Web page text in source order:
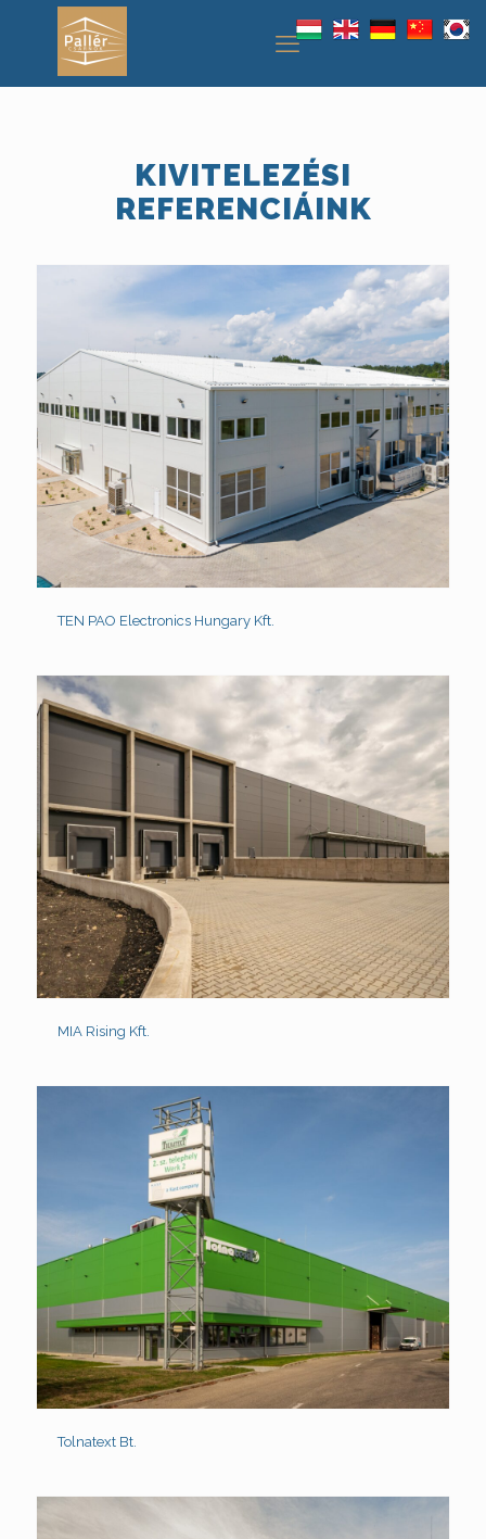
KIVITELEZÉSI
REFERENCIÁINK
TEN PAO Electronics Hungary Kft.
MIA Rising Kft.
Tolnatext Bt.